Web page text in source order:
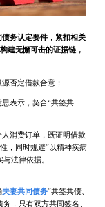
务认定要件，紧扣相关
建无懈可击的证据链，
否定借款合意；
表示，契合“共签共
消费订单，既证明借款
，同时规避“以精神疾病
法律依据。
夫妻共同债务“共签共债、
，只有双方共同签名、